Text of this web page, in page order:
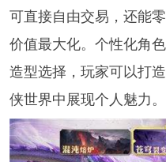
可直接自由交易，还能
价值最大化。个性化角
造型选择，玩家可以打
侠世界中展现个人魅力。